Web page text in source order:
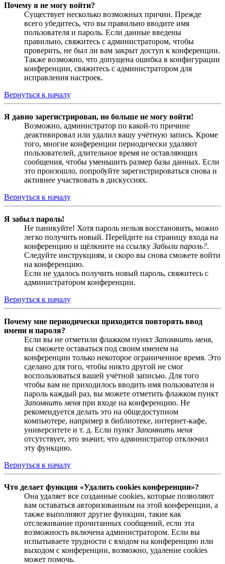
Почему я не могу войти?
Существует несколько возможных причин. Прежде
всего убедитесь, что вы правильно вводите имя
пользователя и пароль. Если данные введены
правильно, свяжитесь с администратором, чтобы
проверить, не был ли вам закрыт доступ к конференции.
Также возможно, что допущена ошибка в конфигурации
конференции, свяжитесь с администратором для
исправления настроек.
Вернуться к началу
Я давно зарегистрирован, но больше не могу войти!
Возможно, администратор по какой-то причине
деактивировал или удалил вашу учётную запись. Кроме
того, многие конференции периодически удаляют
пользователей, длительное время не оставляющих
сообщения, чтобы уменьшить размер базы данных. Если
это произошло, попробуйте зарегистрироваться снова и
активнее участвовать в дискуссиях.
Вернуться к началу
Я забыл пароль!
Не паникуйте! Хотя пароль нельзя восстановить, можно
легко получить новый. Перейдите на страницу входа на
конференцию и щёлкните на ссылку Забыли пароль?.
Следуйте инструкциям, и скоро вы снова сможете войти
на конференцию.
Если не удалось получить новый пароль, свяжитесь с
администратором конференции.
Вернуться к началу
Почему мне периодически приходится повторять ввод
имени и пароля?
Если вы не отметили флажком пункт Запомнить меня,
вы сможете оставаться под своим именем на
конференции только некоторое ограниченное время. Это
сделано для того, чтобы никто другой не смог
воспользоваться вашей учётной записью. Для того
чтобы вам не приходилось вводить имя пользователя и
пароль каждый раз, вы можете отметить флажком пункт
Запомнить меня при входе на конференцию. Не
рекомендуется делать это на общедоступном
компьютере, например в библиотеке, интернет-кафе,
университете и т. д. Если пункт Запомнить меня
отсутствует, это значит, что администратор отключил
эту функцию.
Вернуться к началу
Что делает функция «Удалить cookies конференции»?
Она удаляет все созданные cookies, которые позволяют
вам оставаться авторизованным на этой конференции, а
также выполняют другие функции, такие как
отслеживание прочитанных сообщений, если эта
возможность включена администратором. Если вы
испытываете трудности с входом на конференцию или
выходом с конференции, возможно, удаление cookies
может помочь.